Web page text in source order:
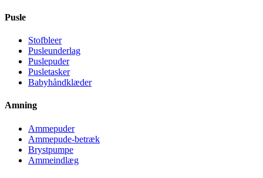
Pusle
Stofbleer
Pusleunderlag
Puslepuder
Pusletasker
Babyhåndklæder
Amning
Ammepuder
Ammepude-betræk
Brystpumpe
Ammeindlæg